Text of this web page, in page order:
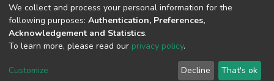
DSpace software copyright © 2009-2026
Cookie
End User
Send
We collect and process your personal information for the
following purposes: Authentication, Preferences,
Acknowledgement and Statistics.
To learn more, please read our privacy policy.
Customize Decline That's ok